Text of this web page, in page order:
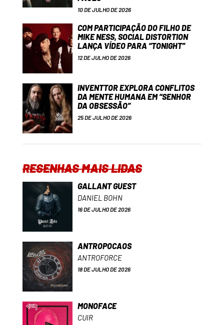
10 DE JULHO DE 2026
COM PARTICIPAÇÃO DO FILHO DE
MIKE NESS, SOCIAL DISTORTION
LANÇA VÍDEO PARA “TONIGHT”
12 DE JULHO DE 2026
INVENTTOR EXPLORA CONFLITOS
DA MENTE HUMANA EM “SENHOR
DA OBSESSÃO”
25 DE JULHO DE 2026
RESENHAS MAIS LIDAS
GALLANT GUEST
DANIEL BOHN
16 DE JULHO DE 2026
ANTROPOCAOS
ANTROFORCE
18 DE JULHO DE 2026
MONOFACE
CUIR